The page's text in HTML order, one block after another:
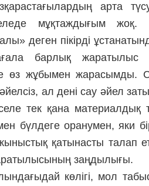
арта
мұқтаждығым жоқ.
деген пікірді
барлық жаратылыс
өз жұбымен жарасымды.
ал дені сау әйел
тек қана материал­дық
бүлдеге ора­­ну­­мен, яки
қа­тынасты та­лап
заң­дылығы.
көлігі, мол